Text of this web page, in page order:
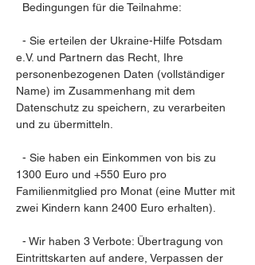
  Bedingungen für die Teilnahme:
e.V. und Partnern das Recht, Ihre
personenbezogenen Daten (vollständiger
Name) im Zusammenhang mit dem
Datenschutz zu speichern, zu verarbeiten
und zu übermitteln.
1300 Euro und +550 Euro pro
Familienmitglied pro Monat (eine Mutter mit
zwei Kindern kann 2400 Euro erhalten).
Eintrittskarten auf andere, Verpassen der